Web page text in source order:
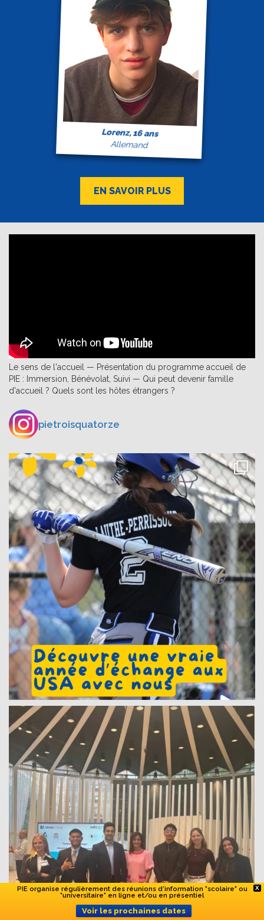
Lorenz, 16 ans
Allemand
EN SAVOIR PLUS
Le sens de l'accueil — Présentation du programme accueil de
PIE : Immersion, Bénévolat, Suivi — Qui peut devenir famille
d'accueil ? Quels sont les hôtes étrangers ?
pietroisquatorze
X
PIE organise régulièrement des réunions d'information "scolaire" ou
"universitaire" en ligne et/ou en présentiel
Voir les prochaines dates